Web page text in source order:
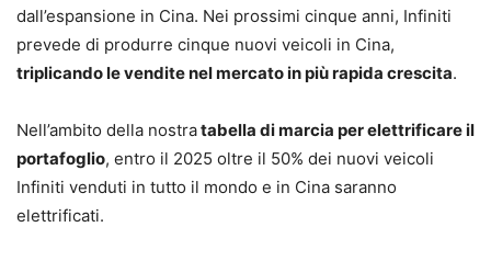
dall’espansione in Cina. Nei prossimi cinque anni, Infiniti
prevede di produrre cinque nuovi veicoli in Cina,
triplicando le vendite nel mercato in più rapida crescita.
Nell’ambito della nostratabella di marcia per elettrificare il
portafoglio, entro il 2025 oltre il 50% dei nuovi veicoli
Infiniti venduti in tutto il mondo e in Cina saranno
elettrificati.